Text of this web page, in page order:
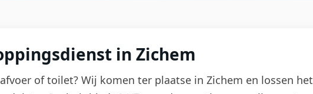
in Zichem
of toilet? Wij komen ter plaatse in Zichem en lossen het